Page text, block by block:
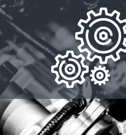
Skip
content